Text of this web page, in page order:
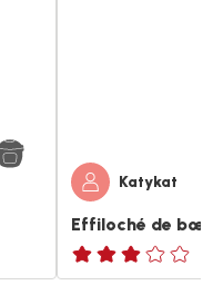
Katykat
Effiloché de
Avis